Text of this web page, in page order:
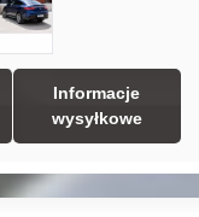
Informacje
wysyłkowe